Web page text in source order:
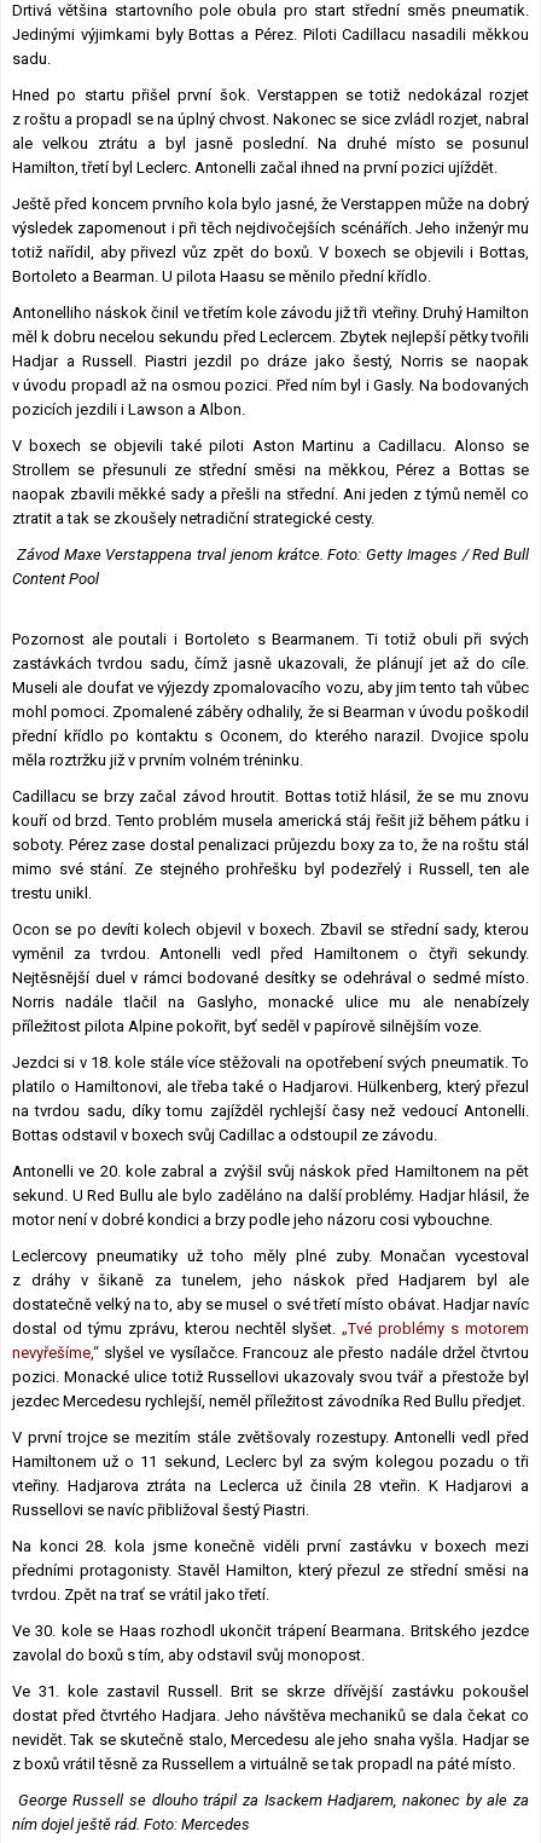
Drtivá většina startovního pole obula pro start střední směs pneumatik.
Jedinými výjimkami byly Bottas a Pérez. Piloti Cadillacu nasadili měkkou
sadu.
Hned po startu přišel první šok. Verstappen se totiž nedokázal rozjet
z roštu a propadl se na úplný chvost. Nakonec se sice zvládl rozjet, nabral
ale velkou ztrátu a byl jasně poslední. Na druhé místo se posunul
Hamilton, třetí byl Leclerc. Antonelli začal ihned na první pozici ujíždět.
Ještě před koncem prvního kola bylo jasné, že Verstappen může na dobrý
výsledek zapomenout i při těch nejdivočejších scénářích. Jeho inženýr mu
totiž nařídil, aby přivezl vůz zpět do boxů. V boxech se objevili i Bottas,
Bortoleto a Bearman. U pilota Haasu se měnilo přední křídlo.
Antonelliho náskok činil ve třetím kole závodu již tři vteřiny. Druhý Hamilton
měl k dobru necelou sekundu před Leclercem. Zbytek nejlepší pětky tvořili
Hadjar a Russell. Piastri jezdil po dráze jako šestý, Norris se naopak
v úvodu propadl až na osmou pozici. Před ním byl i Gasly. Na bodovaných
pozicích jezdili i Lawson a Albon.
V boxech se objevili také piloti Aston Martinu a Cadillacu. Alonso se
Strollem se přesunuli ze střední směsi na měkkou, Pérez a Bottas se
naopak zbavili měkké sady a přešli na střední. Ani jeden z týmů neměl co
ztratit a tak se zkoušely netradiční strategické cesty.
Závod Maxe Verstappena trval jenom krátce. Foto: Getty Images / Red Bull
Content Pool
Pozornost ale poutali i Bortoleto s Bearmanem. Ti totiž obuli při svých
zastávkách tvrdou sadu, čímž jasně ukazovali, že plánují jet až do cíle.
Museli ale doufat ve výjezdy zpomalovacího vozu, aby jim tento tah vůbec
mohl pomoci. Zpomalené záběry odhalily, že si Bearman v úvodu poškodil
přední křídlo po kontaktu s Oconem, do kterého narazil. Dvojice spolu
měla roztržku již v prvním volném tréninku.
Cadillacu se brzy začal závod hroutit. Bottas totiž hlásil, že se mu znovu
kouří od brzd. Tento problém musela americká stáj řešit již během pátku i
soboty. Pérez zase dostal penalizaci průjezdu boxy za to, že na roštu stál
mimo své stání. Ze stejného prohřešku byl podezřelý i Russell, ten ale
trestu unikl.
Ocon se po devíti kolech objevil v boxech. Zbavil se střední sady, kterou
vyměnil za tvrdou. Antonelli vedl před Hamiltonem o čtyři sekundy.
Nejtěsnější duel v rámci bodované desítky se odehrával o sedmé místo.
Norris nadále tlačil na Gaslyho, monacké ulice mu ale nenabízely
příležitost pilota Alpine pokořit, byť seděl v papírově silnějším voze.
Jezdci si v 18. kole stále více stěžovali na opotřebení svých pneumatik. To
platilo o Hamiltonovi, ale třeba také o Hadjarovi. Hülkenberg, který přezul
na tvrdou sadu, díky tomu zajížděl rychlejší časy než vedoucí Antonelli.
Bottas odstavil v boxech svůj Cadillac a odstoupil ze závodu.
Antonelli ve 20. kole zabral a zvýšil svůj náskok před Hamiltonem na pět
sekund. U Red Bullu ale bylo zaděláno na další problémy. Hadjar hlásil, že
motor není v dobré kondici a brzy podle jeho názoru cosi vybouchne.
Leclercovy pneumatiky už toho měly plné zuby. Monačan vycestoval
z dráhy v šikaně za tunelem, jeho náskok před Hadjarem byl ale
dostatečně velký na to, aby se musel o své třetí místo obávat. Hadjar navíc
dostal od týmu zprávu, kterou nechtěl slyšet. „Tvé problémy s motorem
nevyřešíme,“ slyšel ve vysílačce. Francouz ale přesto nadále držel čtvrtou
pozici. Monacké ulice totiž Russellovi ukazovaly svou tvář a přestože byl
jezdec Mercedesu rychlejší, neměl příležitost závodníka Red Bullu předjet.
V první trojce se mezitím stále zvětšovaly rozestupy. Antonelli vedl před
Hamiltonem už o 11 sekund, Leclerc byl za svým kolegou pozadu o tři
vteřiny. Hadjarova ztráta na Leclerca už činila 28 vteřin. K Hadjarovi a
Russellovi se navíc přibližoval šestý Piastri.
Na konci 28. kola jsme konečně viděli první zastávku v boxech mezi
předními protagonisty. Stavěl Hamilton, který přezul ze střední směsi na
tvrdou. Zpět na trať se vrátil jako třetí.
Ve 30. kole se Haas rozhodl ukončit trápení Bearmana. Britského jezdce
zavolal do boxů s tím, aby odstavil svůj monopost.
Ve 31. kole zastavil Russell. Brit se skrze dřívější zastávku pokoušel
dostat před čtvrtého Hadjara. Jeho návštěva mechaniků se dala čekat co
nevidět. Tak se skutečně stalo, Mercedesu ale jeho snaha vyšla. Hadjar se
z boxů vrátil těsně za Russellem a virtuálně se tak propadl na páté místo.
George Russell se dlouho trápil za Isackem Hadjarem, nakonec by ale za
ním dojel ještě rád. Foto: Mercedes